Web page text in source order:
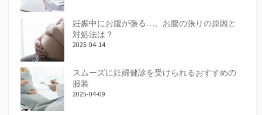
妊娠中にお腹が張る…。お腹の張りの原因と
対処法は？
2025-04-14
スムーズに妊婦健診を受けられるおすすめの
服装
2025-04-09